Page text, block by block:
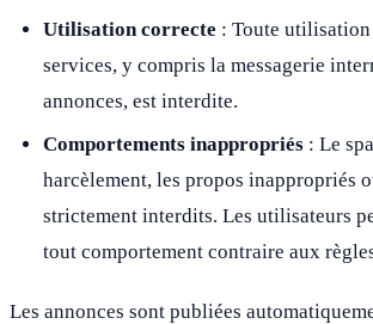
Utilisation correcte : Toute utilisation
services, y compris la messagerie
annonces, est interdite.
Comportements inappropriés : Le
harcèlement, les propos inappropriés
strictement interdits. Les utilisateurs
tout comportement contraire aux
Les annonces sont publiées